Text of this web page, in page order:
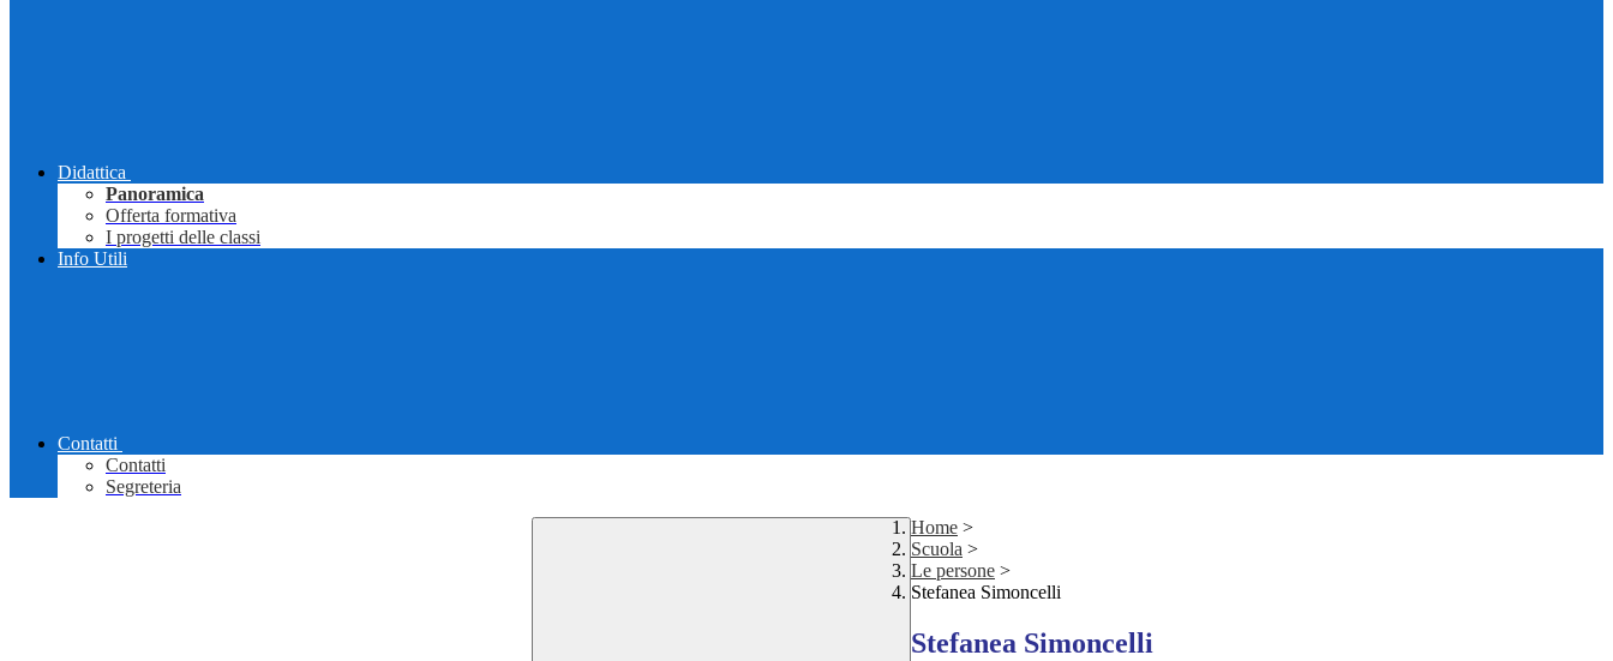
Didattica
Panoramica
Offerta formativa
I progetti delle classi
Info Utili
Contatti
Contatti
Segreteria
Home >
Scuola >
Le persone >
Stefanea Simoncelli
Stefanea Simoncelli